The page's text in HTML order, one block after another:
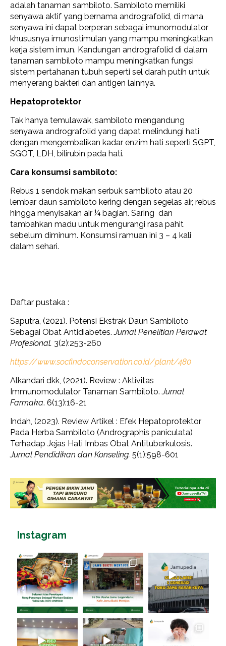
adalah tanaman sambiloto. Sambiloto memiliki
senyawa aktif yang bernama andrografolid, di mana
senyawa ini dapat berperan sebagai imunomodulator
khususnya imunostimulan yang mampu meningkatkan
kerja sistem imun. Kandungan andrografolid di dalam
tanaman sambiloto mampu meningkatkan fungsi
sistem pertahanan tubuh seperti sel darah putih untuk
menyerang bakteri dan antigen lainnya.
Hepatoprotektor
Tak hanya temulawak, sambiloto mengandung
senyawa andrografolid yang dapat melindungi hati
dengan mengembalikan kadar enzim hati seperti SGPT,
SGOT, LDH, bilirubin pada hati.
Cara konsumsi sambiloto:
Rebus 1 sendok makan serbuk sambiloto atau 20
lembar daun sambiloto kering dengan segelas air, rebus
hingga menyisakan air ¼ bagian. Saring dan
tambahkan madu untuk mengurangi rasa pahit
sebelum diminum. Konsumsi ramuan ini 3 – 4 kali
dalam sehari.
Daftar pustaka :
Saputra, (2021). Potensi Ekstrak Daun Sambiloto
Sebagai Obat Antidiabetes.Jurnal Penelitian Perawat
Profesional. 3(2):253-260
https://www.socfindoconservation.co.id/plant/480
Alkandari dkk, (2021). Review : Aktivitas
Immunomodulator Tanaman Sambiloto.Jurnal
Farmaka. 6(13):16-21
Indah, (2023). Review Artikel : Efek Hepatoprotektor
Pada Herba Sambiloto (Andrographis paniculata)
Terhadap Jejas Hati Imbas Obat Antituberkulosis.
Jurnal Pendidikan dan Konseling. 5(1):598-601
Instagram